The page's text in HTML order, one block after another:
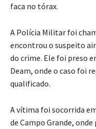
faca no tórax.
A Polícia Militar foi
encontrou o suspeito
do crime. Ele foi preso
Deam, onde o caso foi
qualificado.
A vítima foi socorrida
de Campo Grande,